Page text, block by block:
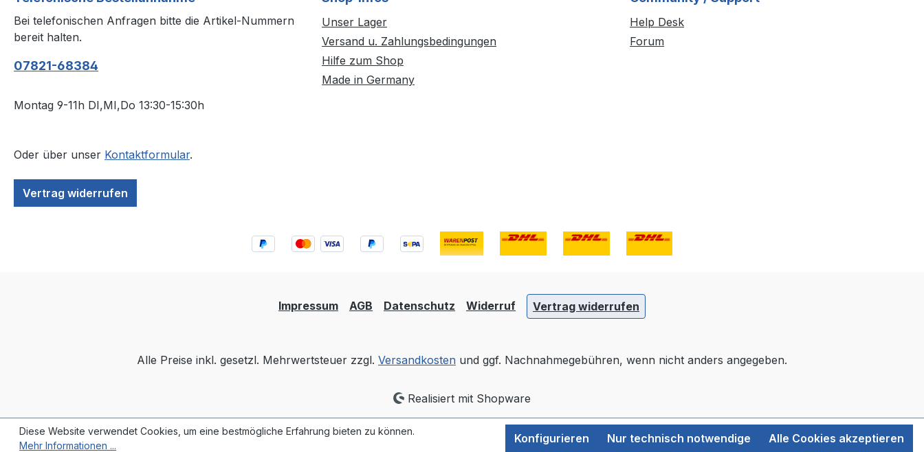
Bei telefonischen Anfragen bitte die Artikel-Nummern
bereit halten.
07821-68384
Montag 9-11h DI,MI,Do 13:30-15:30h
Oder über unser Kontaktformular.
Vertrag widerrufen
Unser Lager
Versand u. Zahlungsbedingungen
Hilfe zum Shop
Made in Germany
Help Desk
Forum
Impressum AGB Datenschutz Widerruf Vertrag widerrufen
Alle Preise inkl. gesetzl. Mehrwertsteuer zzgl. Versandkosten und ggf. Nachnahmegebühren, wenn nicht anders angegeben.
Realisiert mit Shopware
Diese Website verwendet Cookies, um eine bestmögliche Erfahrung bieten zu können.
Mehr Informationen ...
Nur technisch notwendige
Konfigurieren Alle Cookies akzeptieren